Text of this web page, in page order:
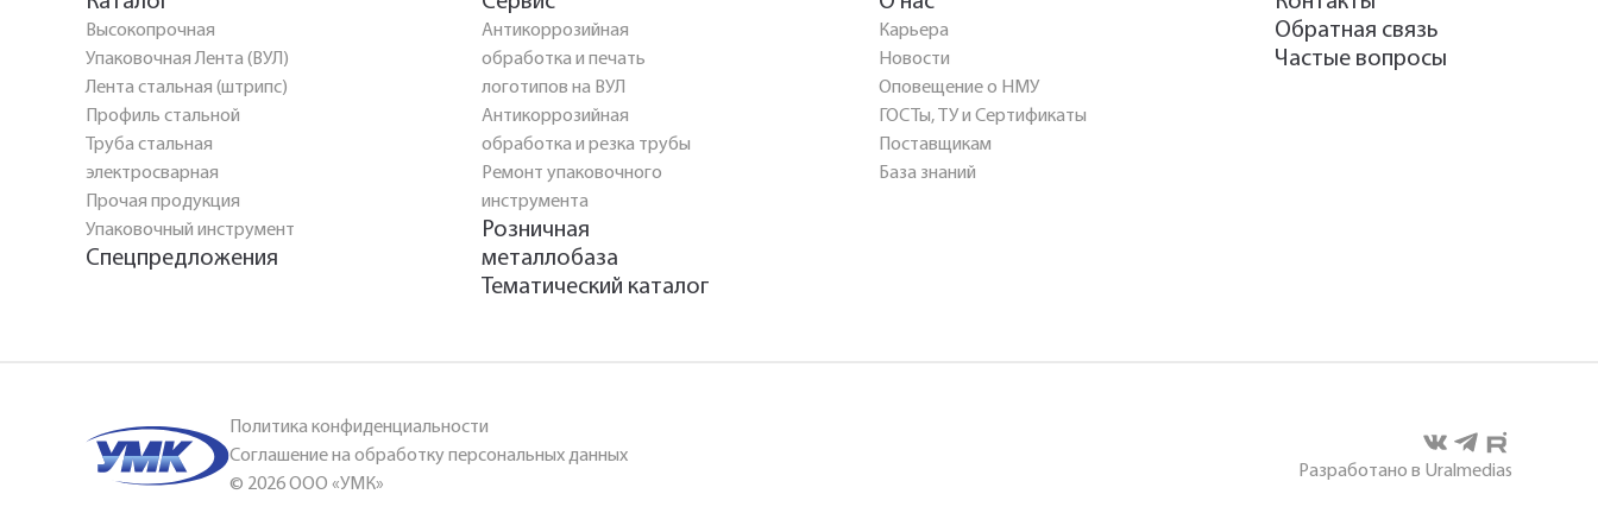
Высокопрочная
Упаковочная Лента (ВУЛ)
Лента стальная (штрипс)
Профиль стальной
Труба стальная
электросварная
Прочая продукция
Упаковочный инструмент
Спецпредложения
Антикоррозийная
обработка и печать
логотипов на ВУЛ
Антикоррозийная
обработка и резка трубы
Ремонт упаковочного
инструмента
Розничная
металлобаза
Тематический каталог
Карьера
Новости
Оповещение о НМУ
ГОСТы, ТУ и Сертификаты
Поставщикам
База знаний
Обратная связь
Частые вопросы
Политика конфиденциальности
Соглашение на обработку персональных данных
© 2026 ООО «УМК»
Разработано в Uralmedias